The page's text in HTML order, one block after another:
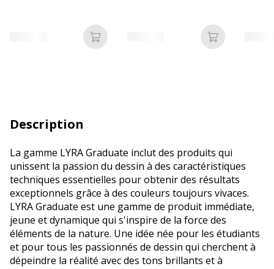
Ajouter au panier Ajouter au
Description
La gamme LYRA Graduate inclut des produits qui
unissent la passion du dessin à des caractéristiques
techniques essentielles pour obtenir des résultats
exceptionnels grâce à des couleurs toujours vivaces.
LYRA Graduate est une gamme de produit immédiate,
jeune et dynamique qui s'inspire de la force des
éléments de la nature. Une idée née pour les étudiants
et pour tous les passionnés de dessin qui cherchent à
dépeindre la réalité avec des tons brillants et à